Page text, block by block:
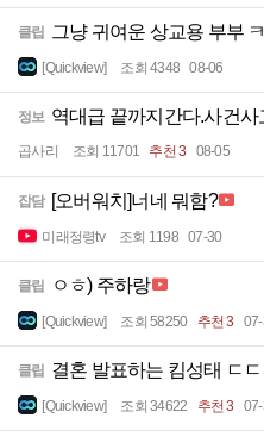
클립 그냥 귀여운 상교용 부부
[Quickview] 조회 4348 08-06
정보 역대급 끝까지간다.사건
곱사리 조회 11701 추천 3 08-05
잡담 [오버워치]너네 뭐함?
미래정령tv 조회 1198 07-30
클립 ㅇㅎ) 주하랑
[Quickview] 조회 58250 추천 3
클립 결혼 발표하는 킴성태 ㄷㄷ
[Quickview] 조회 34622 추천 3